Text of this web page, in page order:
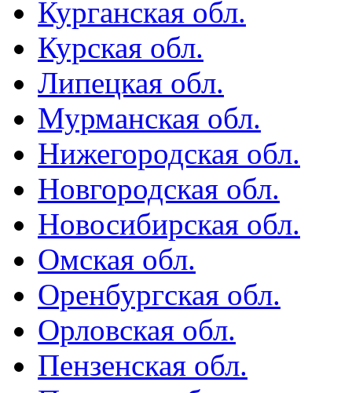
Курганская обл.
Курская обл.
Липецкая обл.
Мурманская обл.
Нижегородская обл.
Новгородская обл.
Новосибирская обл.
Омская обл.
Оренбургская обл.
Орловская обл.
Пензенская обл.